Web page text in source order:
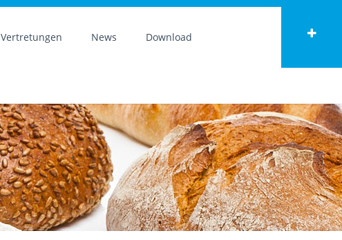
Vertretungen News Download